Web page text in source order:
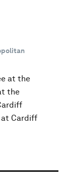
at the
the
at Cardiff